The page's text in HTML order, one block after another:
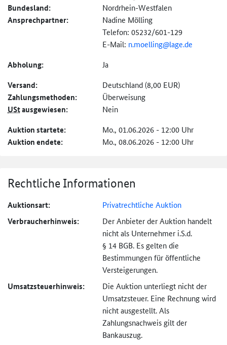
Bundesland: Nordrhein-Westfalen
Ansprechpartner:
Nadine Mölling
Telefon: 05232/601-129
E-Mail: n.moelling@lage.de
Abholung: Ja
Versand: Deutschland (8,00 EUR)
Zahlungs­methoden: Überweisung
UStausgewiesen: Nein
Auktion startete: Mo., 01.06.2026 - 12:00 Uhr
Auktion endete: Mo., 08.06.2026 - 12:00 Uhr
Rechtliche Informationen
Auktionsart: Privatrechtliche Auktion
Verbraucher­hinweis:
Der Anbieter der Auktion handelt
nicht als Unternehmer i.S.d.
§ 14 BGB. Es gelten die
Bestimmungen für öffentliche
Versteigerungen.
Umsatzsteuer­hinweis:
Die Auktion unterliegt nicht der
Umsatzsteuer. Eine Rechnung wird
nicht ausgestellt. Als
Zahlungsnachweis gilt der
Bankauszug.